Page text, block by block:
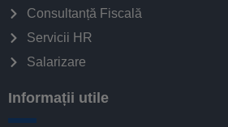
Consultanță Fiscală
Servicii HR
Salarizare
Informații utile